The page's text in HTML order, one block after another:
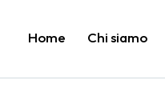
Home Chi siamo